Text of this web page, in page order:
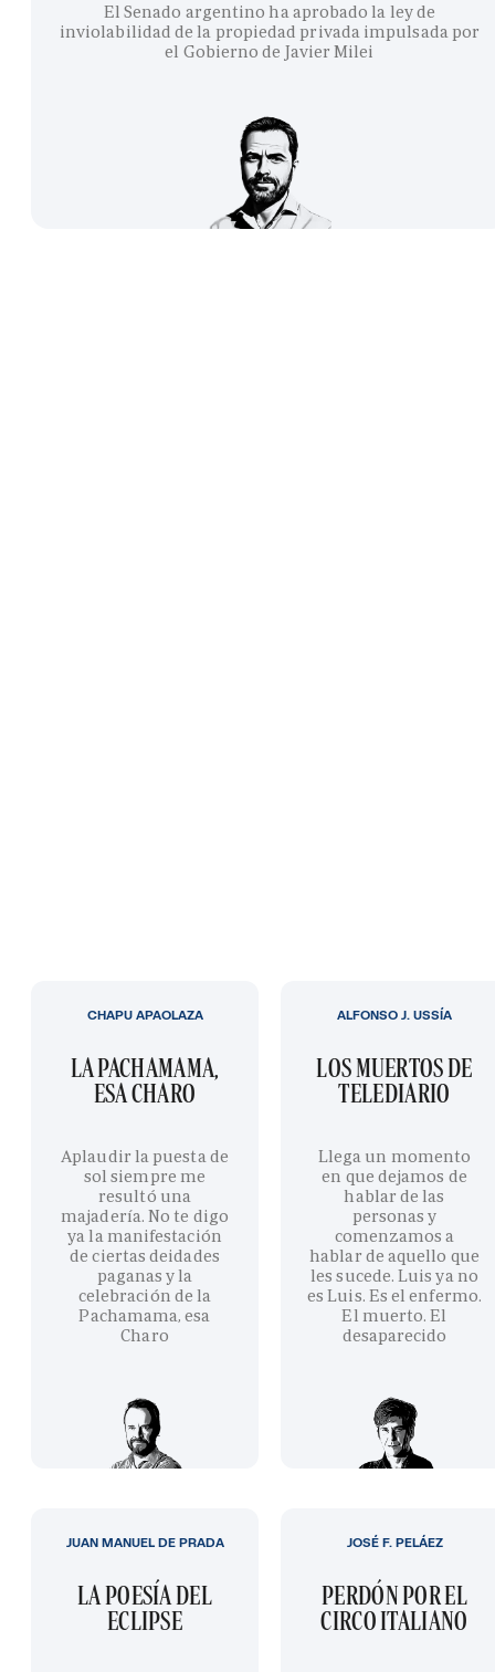
El Senado argentino ha aprobado la ley de
inviolabilidad de la propiedad privada impulsada por
el Gobierno de Javier Milei
LA PACHAMAMA,
ESA CHARO
Aplaudir la puesta de
sol siempre me
resultó una
majadería. No te digo
ya la manifestación
de ciertas deidades
paganas y la
celebración de la
Pachamama, esa
Charo
CHAPU APAOLAZA
LOS MUERTOS DE
TELEDIARIO
Llega un momento
en que dejamos de
hablar de las
personas y
comenzamos a
hablar de aquello que
les sucede. Luis ya no
es Luis. Es el enfermo.
El muerto. El
desaparecido
ALFONSO J. USSÍA
LA POESÍA DEL
ECLIPSE
JUAN MANUEL DE PRADA
PERDÓN POR EL
CIRCO ITALIANO
JOSÉ F. PELÁEZ